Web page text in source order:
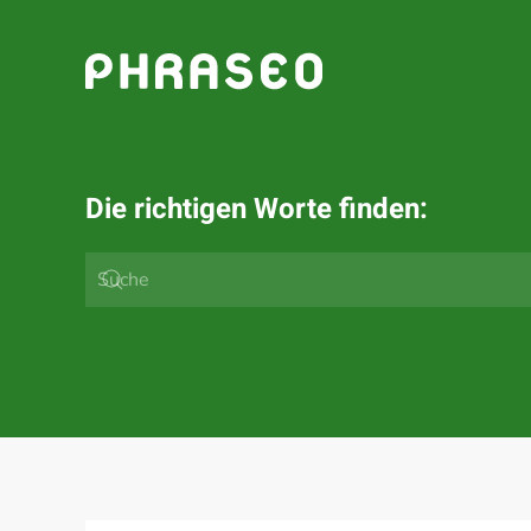
Zum Hauptinhalt springen
Die richtigen Worte finden: